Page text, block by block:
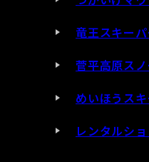
竜王スキー
菅平高原ス
めいほうス
レンタルシ